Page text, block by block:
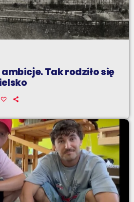
Tak rodziło się